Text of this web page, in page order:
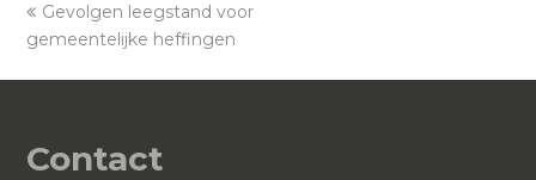
previous
post:
Gevolgen leegstand voor
gemeentelijke heffingen
Contact